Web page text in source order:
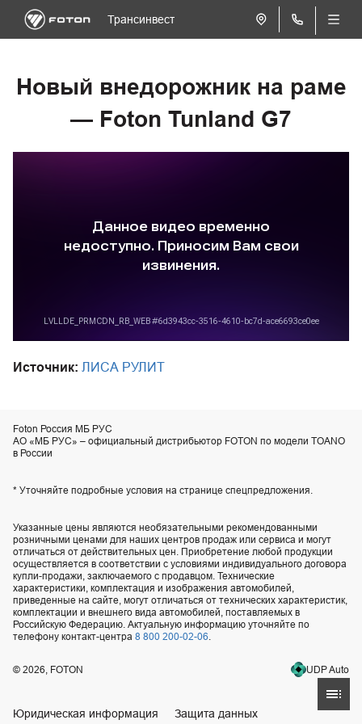
Трансинвест
Новый внедорожник на раме
— Foton Tunland G7
Источник: ЛИСА РУЛИТ
Foton Россия МБ РУС
АО «МБ РУС» – официальный дистрибьютор FOTON по модели TOANO
в России
* Уточняйте подробные условия на странице спецпредложения.
Указанные цены являются необязательными рекомендованными
розничными ценами для наших центров продаж или сервиса и могут
отличаться от действительных цен. Приобретение любой продукции
осуществляется в соответствии с условиями индивидуального договора
купли-продажи, заключаемого с продавцом. Технические
характеристики, комплектация и изображения автомобилей,
приведенные на сайте, могут отличаться от технических характеристик,
комплектации и внешнего вида автомобилей, поставляемых в
Российскую Федерацию. Актуальную информацию уточняйте по
телефону контакт-центра 8 800 200-02-06.
© 2026, FOTON UDP Auto
Юридическая информация Защита данных